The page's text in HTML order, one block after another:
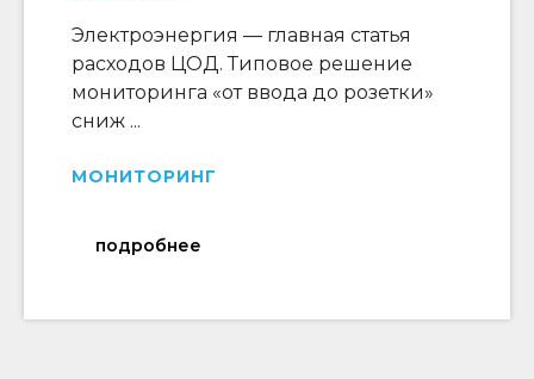
Электроэнергия — главная статья
расходов ЦОД. Типовое решение
мониторинга «от ввода до розетки»
сниж ...
МОНИТОРИНГ
подробнее